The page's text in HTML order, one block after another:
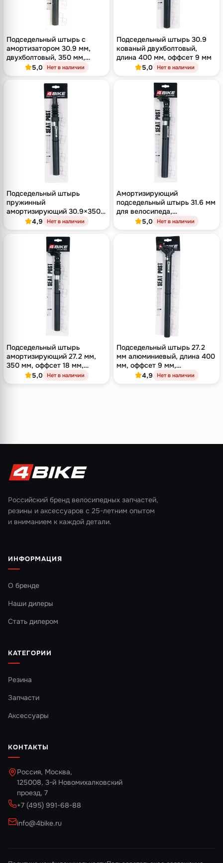
Подседельный штырь с
амортизатором 30.9 мм,
двухболтовый, 350 мм,
оффсет 12 мм
5,0 Нет в наличии
Подседельный штырь 30.9
кованый двухболтовый,
длина 400 мм, оффсет 9 мм
5,0 Нет в наличии
Подседельный штырь
пружинный
амортизирующий 30.9×350
мм, алюминий, чёрный
4,9 Нет в наличии
Амортизирующий
подседельный штырь 31.6 мм
для велосипеда,
одноболтовый, длина 350
мм, оффсет 18 мм, чёрный
5,0 Нет в наличии
Подседельный штырь
амортизирующий 27.2 мм,
350 мм, оффсет 18 мм,
однополозный зажим,
5,0 Нет в наличии
Подседельный штырь 27.2
мм алюминиевый, длина 400
мм, оффсет 9 мм,
двухболтовый замок, чёрный
4,9 Нет в наличии
Российский бренд велосипедных запчастей,
резины и аксессуаров с 25-летним опытом
и вниманием к каждой детали.
ИНФОРМАЦИЯ
О бренде
Наши дилеры
Стать дилером
КАТЕГОРИИ
Резина
Запчасти
Аксессуары
КОНТАКТЫ
Россия, Москва,
125008, 3-й Новомихалковский
проезд, 7
+7 (495) 991-68-88
info@4bike.ru